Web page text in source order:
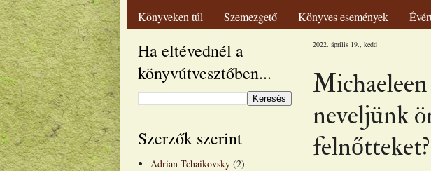
Könyveken túl
Szemezgető Könyves események
2022. április 19., kedd
neveljünk
felnőtteket?
Ha eltévednél a
könyvútvesztőben...
Szerzők szerint
Adrian Tchaikovsky (2)